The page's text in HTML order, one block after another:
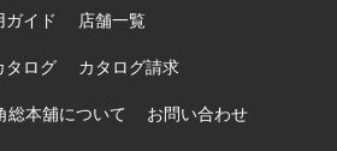
ガイド 店舗一覧
タログ カタログ請求
総本舖について お問い合わせ